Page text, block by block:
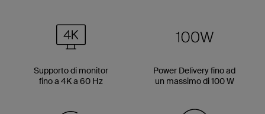
Supporto di monitor
fino a 4K a 60 Hz
Power Delivery fino ad
un massimo di 100 W